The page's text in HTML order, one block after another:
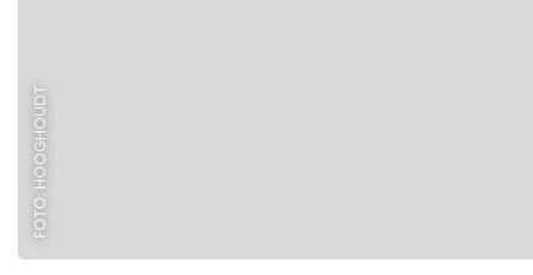
FOTO: HOOGHOUDT